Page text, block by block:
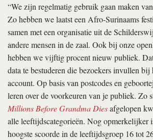
“We zijn regelmatig gebruik gaan maken
Zo hebben we laatst een Afro-Surinaams
samen met een organisatie uit de
andere mensen in de zaal. Ook bij onze
hebben we vijftig procent nieuw publiek.
data te bestuderen die bezoekers invullen bij
account. Op basis van postcodes en
leren over de voorkeuren van je publiek. Zo
Millions Before Grandma Diesafgelopen
alle leeftijdscategorieën. Nog opmerkelijker
hoogste scoorde in de leeftijdsgroep 16 tot